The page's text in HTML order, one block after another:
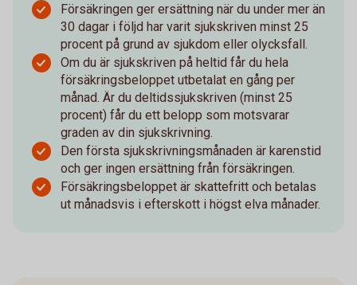
Försäkringen ger ersättning när du under mer än
30 dagar i följd har varit sjukskriven minst 25
procent på grund av sjukdom eller olycksfall.
Om du är sjukskriven på heltid får du hela
försäkringsbeloppet utbetalat en gång per
månad. Är du deltidssjukskriven (minst 25
procent) får du ett belopp som motsvarar
graden av din sjukskrivning.
Den första sjukskrivningsmånaden är karenstid
och ger ingen ersättning från försäkringen.
Försäkringsbeloppet är skattefritt och betalas
ut månadsvis i efterskott i högst elva månader.